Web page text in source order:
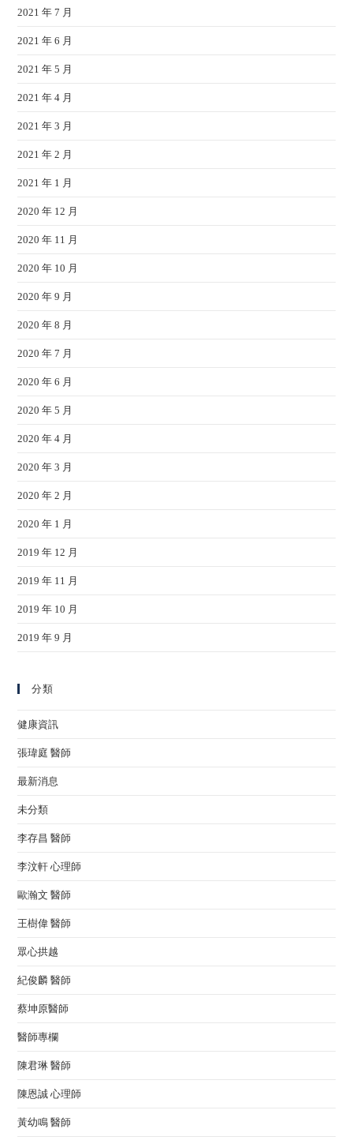
2021 年 7 月
2021 年 6 月
2021 年 5 月
2021 年 4 月
2021 年 3 月
2021 年 2 月
2021 年 1 月
2020 年 12 月
2020 年 11 月
2020 年 10 月
2020 年 9 月
2020 年 8 月
2020 年 7 月
2020 年 6 月
2020 年 5 月
2020 年 4 月
2020 年 3 月
2020 年 2 月
2020 年 1 月
2019 年 12 月
2019 年 11 月
2019 年 10 月
2019 年 9 月
分類
健康資訊
張瑋庭 醫師
最新消息
未分類
李存昌 醫師
李汶軒 心理師
歐瀚文 醫師
王樹偉 醫師
眾心拱越
紀俊麟 醫師
蔡坤原醫師
醫師專欄
陳君琳 醫師
陳恩誠 心理師
黃幼鳴 醫師